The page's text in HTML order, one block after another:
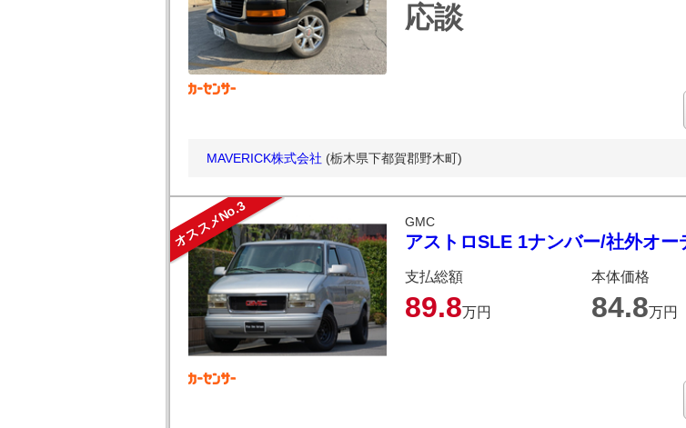
応談
MAVERICK株式会社 (栃木県下都賀郡野木町)
オススメNo.3 GMC
アストロSLE 1ナンバー/社外オー
支払総額
89.8万円
本体価格
84.8万円